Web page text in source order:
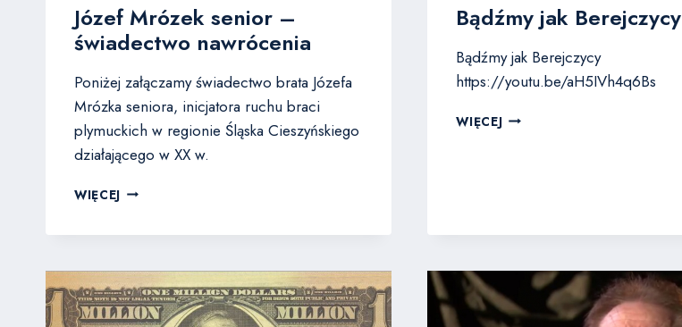
Józef Mrózek senior –
świadectwo nawrócenia
Poniżej załączamy świadectwo brata Józefa
Mrózka seniora, inicjatora ruchu braci
plymuckich w regionie Śląska Cieszyńskiego
działającego w XX w.
WIĘCEJ JÓZEF
NAWRÓCENIA
Bądźmy jak Berejczycy
Bądźmy jak Berejczycy
https://youtu.be/aH5IVh4q6Bs
WIĘCEJBĄDŹMY